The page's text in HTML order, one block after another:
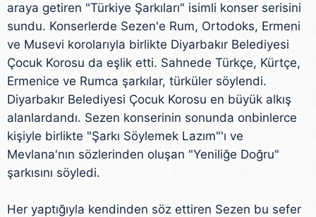
araya getiren "Türkiye Şarkıları" isimli konser serisini
sundu. Konserlerde Sezen'e Rum, Ortodoks, Ermeni
ve Musevi korolarıyla birlikte Diyarbakır Belediyesi
Çocuk Korosu da eşlik etti. Sahnede Türkçe, Kürtçe,
Ermenice ve Rumca şarkılar, türküler söylendi.
Diyarbakır Belediyesi Çocuk Korosu en büyük alkış
alanlardandı. Sezen konserinin sonunda onbinlerce
kişiyle birlikte "Şarkı Söylemek Lazım"'ı ve
Mevlana'nın sözlerinden oluşan "Yeniliğe Doğru"
şarkısını söyledi.
Her yaptığıyla kendinden söz ettiren Sezen bu sefer